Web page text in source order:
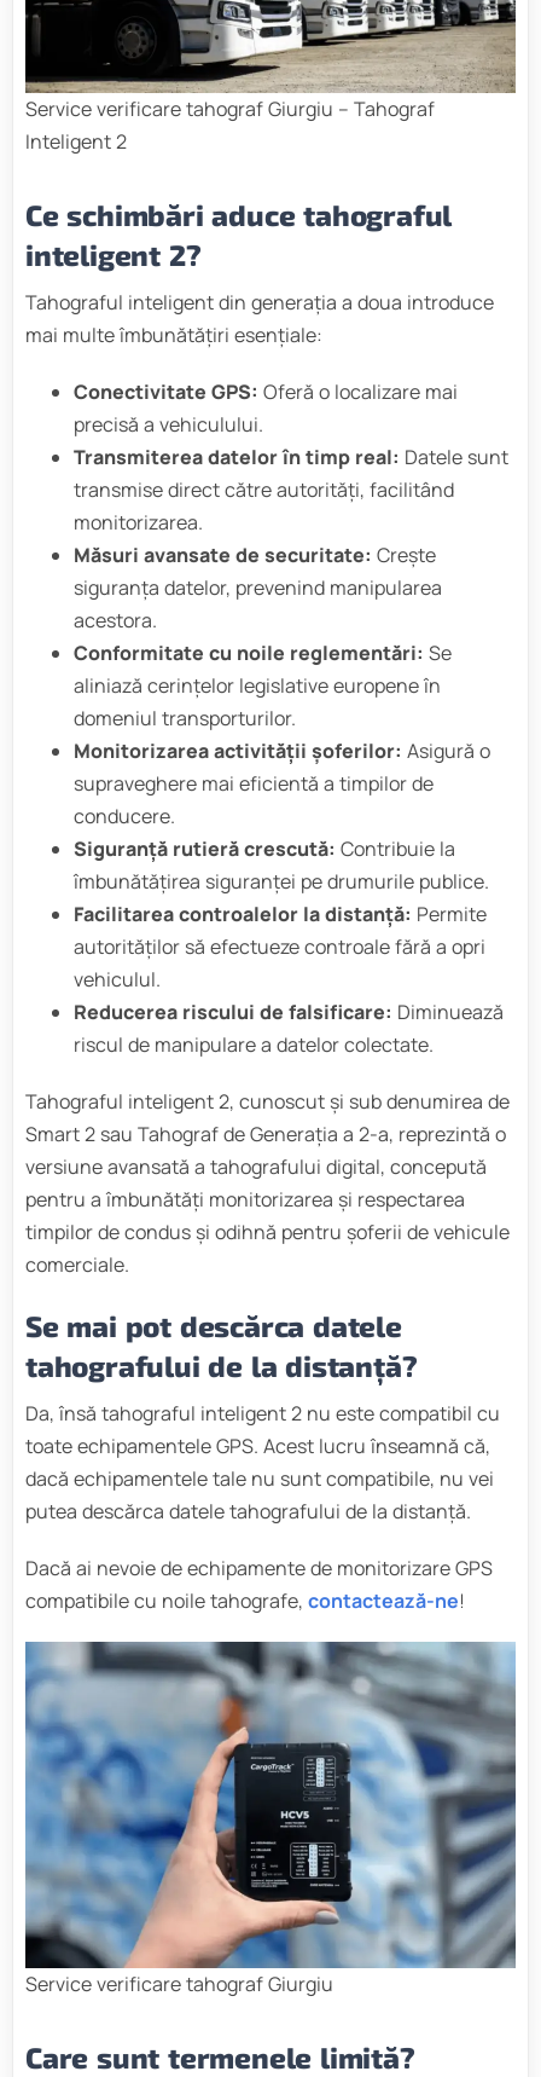
Service verificare tahograf Giurgiu – Tahograf
Inteligent 2
Ce schimbări aduce tahograful
inteligent 2?
Tahograful inteligent din generația a doua introduce
mai multe îmbunătățiri esențiale:
Conectivitate GPS: Oferă o localizare mai
precisă a vehiculului.
Transmiterea datelor în timp real: Datele sunt
transmise direct către autorități, facilitând
monitorizarea.
Măsuri avansate de securitate: Crește
siguranța datelor, prevenind manipularea
acestora.
Conformitate cu noile reglementări: Se
aliniază cerințelor legislative europene în
domeniul transporturilor.
Monitorizarea activității șoferilor: Asigură o
supraveghere mai eficientă a timpilor de
conducere.
Siguranță rutieră crescută: Contribuie la
îmbunătățirea siguranței pe drumurile publice.
Facilitarea controalelor la distanță: Permite
autorităților să efectueze controale fără a opri
vehiculul.
Reducerea riscului de falsificare: Diminuează
riscul de manipulare a datelor colectate.
Tahograful inteligent 2, cunoscut și sub denumirea de
Smart 2 sau Tahograf de Generația a 2-a, reprezintă o
versiune avansată a tahografului digital, concepută
pentru a îmbunătăți monitorizarea și respectarea
timpilor de condus și odihnă pentru șoferii de vehicule
comerciale.
Se mai pot descărca datele
tahografului de la distanță?
Da, însă tahograful inteligent 2 nu este compatibil cu
toate echipamentele GPS. Acest lucru înseamnă că,
dacă echipamentele tale nu sunt compatibile, nu vei
putea descărca datele tahografului de la distanță.
Dacă ai nevoie de echipamente de monitorizare GPS
compatibile cu noile tahografe, contactează-ne!
Service verificare tahograf Giurgiu
Care sunt termenele limită?